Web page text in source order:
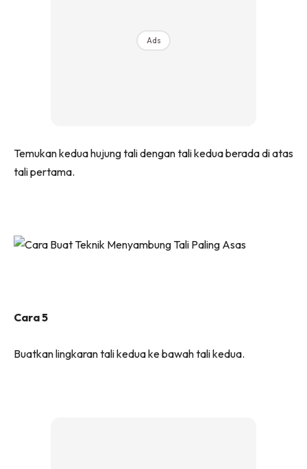
Ads
Temukan kedua hujung tali dengan tali kedua berada di atas
tali pertama.
Cara 5
Buatkan lingkaran tali kedua ke bawah tali kedua.